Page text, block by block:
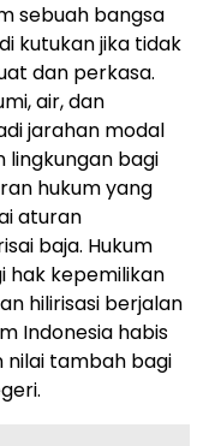
sebuah bangsa
kutukan jika tidak
dan perkasa.
air, dan
jarahan modal
lingkungan bagi
hukum yang
aturan
baja. Hukum
hak kepemilikan
hilirisasi berjalan
Indonesia habis
tambah bagi